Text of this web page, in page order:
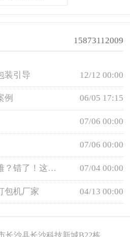
15873112009
装引导 12/12 00:00
例 06/05 17:15
07/06 00:00
07/06 00:00
打包机维修和保养困难？错了！这才是你要的维修保养秘笈！！ 07/04 00:00
包机厂家 04/13 00:00
长沙县长沙科技新城B22栋